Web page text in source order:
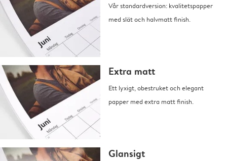
Vår standardversion: kvalitetspapper
med slät och halvmatt finish.
Extra matt
Ett lyxigt, obestruket och elegant
papper med extra matt finish.
Glansigt